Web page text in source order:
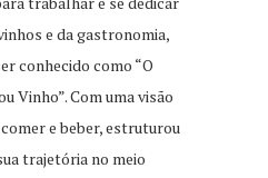
e da gastronomia,
conhecido como “O
Vinho”. Com uma visão
e beber, estruturou
trajetória no meio